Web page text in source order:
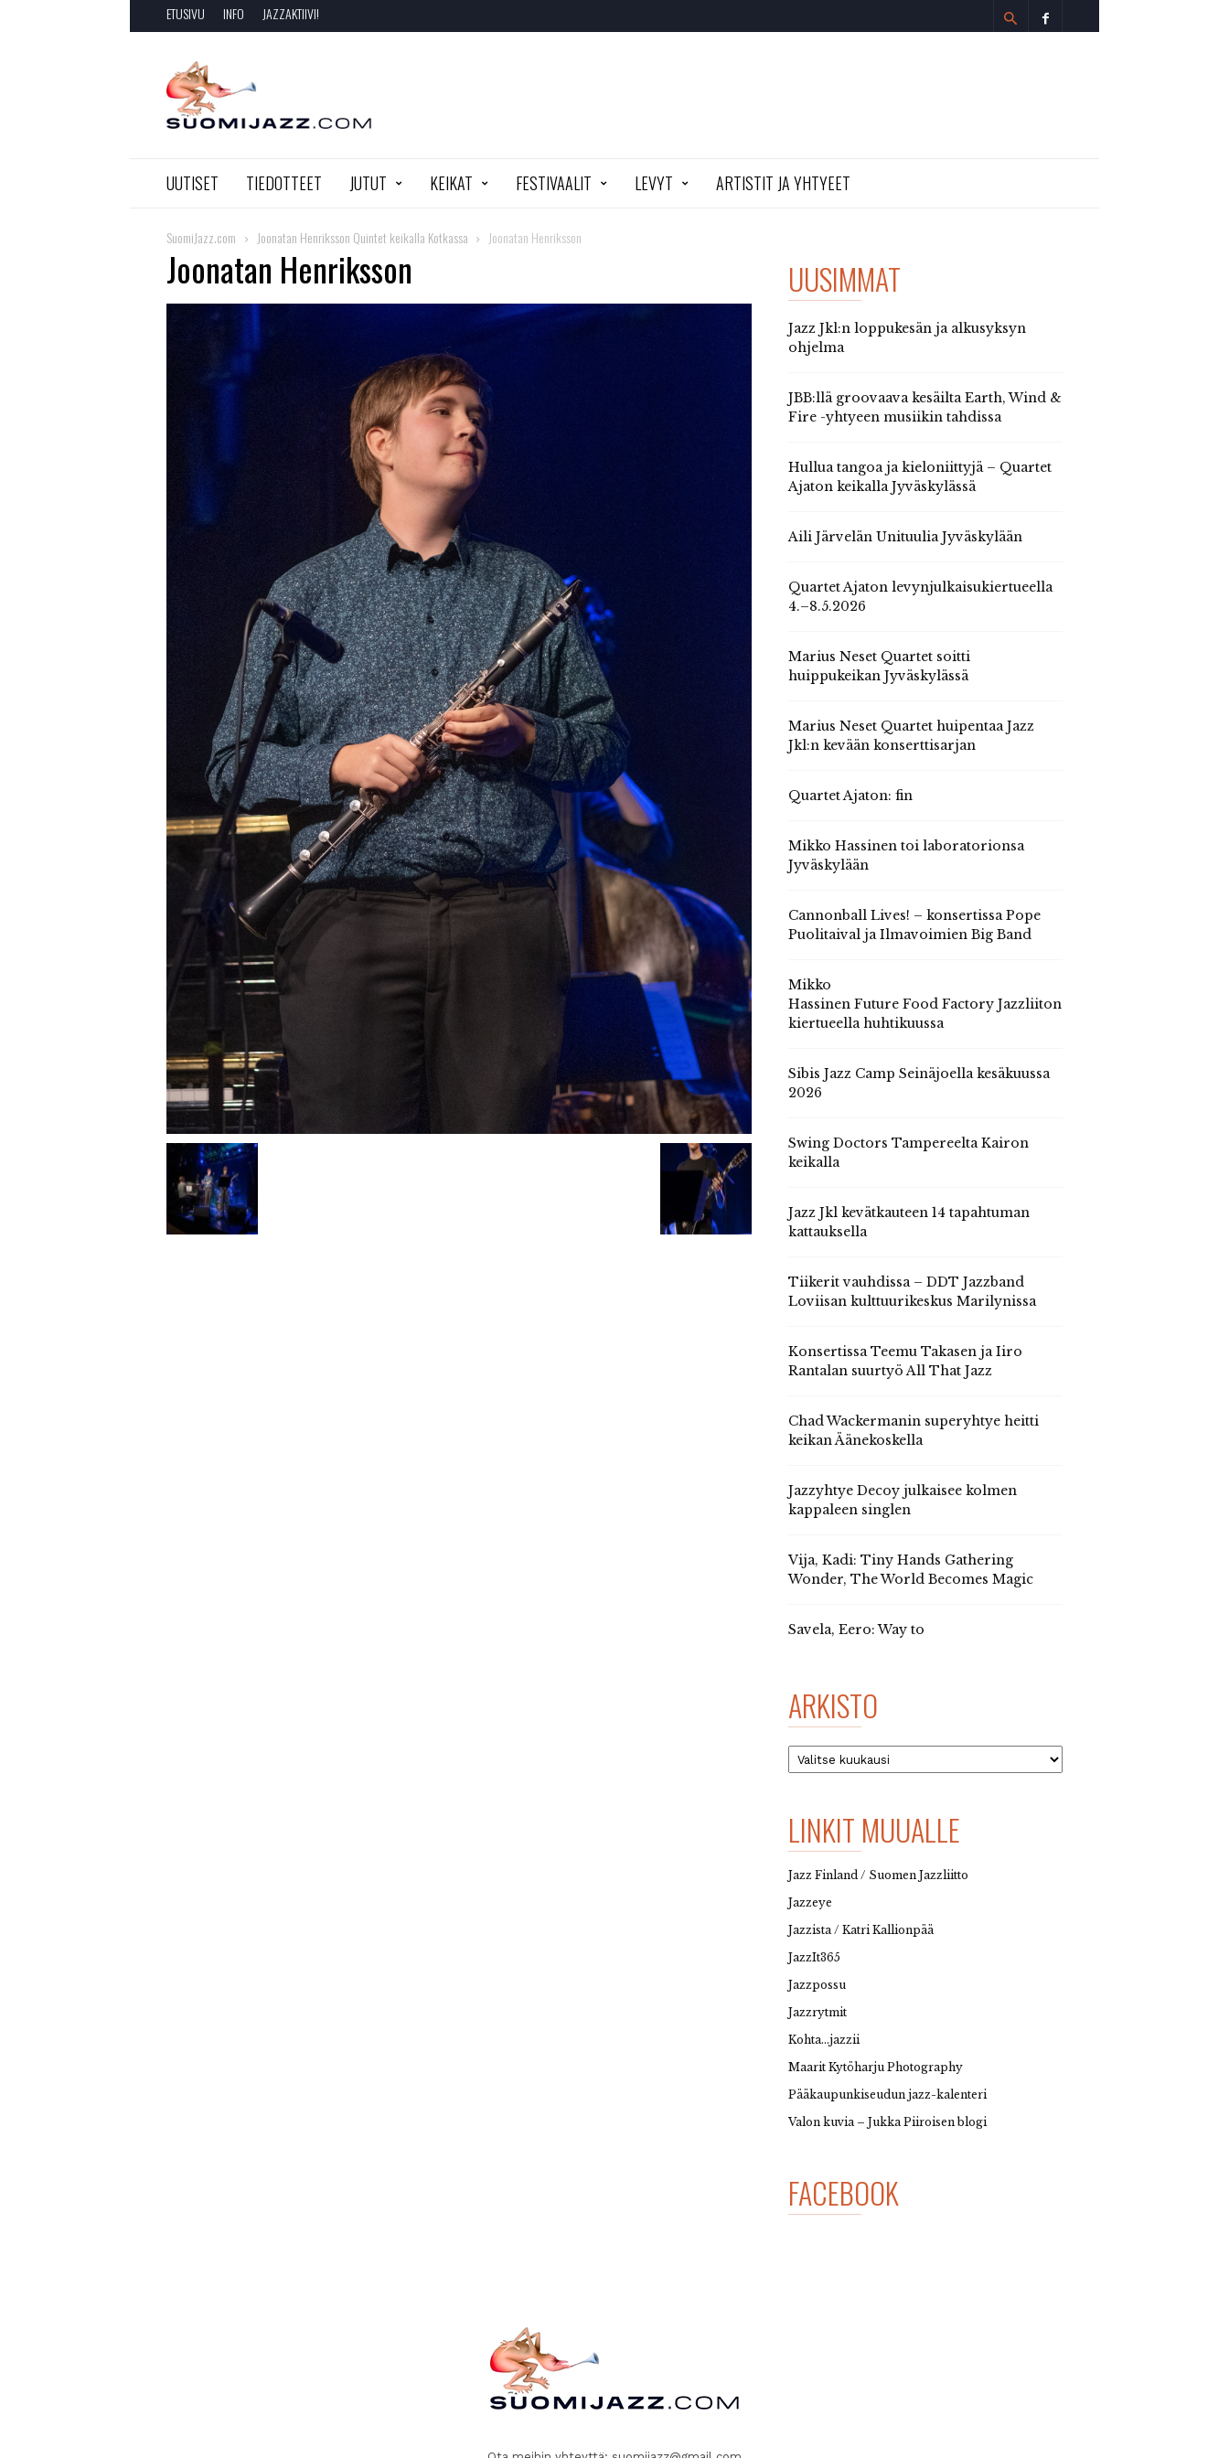
ETUSIVU INFO JAZZAKTIIVI!
SuomiJazz.com
UUTISET TIEDOTTEET JUTUT KEIKAT FESTIVAALIT LEVYT ARTISTIT JA YHTYEET
SuomiJazz.com Joonatan Henriksson Quintet keikalla Kotkassa Joonatan Henriksson
Joonatan Henriksson UUSIMMAT
Jazz Jkl:n loppukesän ja alkusyksyn
ohjelma
JBB:llä groovaava kesäilta Earth, Wind &
Fire -yhtyeen musiikin tahdissa
Hullua tangoa ja kieloniittyjä – Quartet
Ajaton keikalla Jyväskylässä
Aili Järvelän Unituulia Jyväskylään
Quartet Ajaton levynjulkaisukiertueella
4.–8.5.2026
Marius Neset Quartet soitti
huippukeikan Jyväskylässä
Marius Neset Quartet huipentaa Jazz
Jkl:n kevään konserttisarjan
Quartet Ajaton: fin
Mikko Hassinen toi laboratorionsa
Jyväskylään
Cannonball Lives! – konsertissa Pope
Puolitaival ja Ilmavoimien Big Band
Mikko
Hassinen Future Food Factory Jazzliiton
kiertueella huhtikuussa
Sibis Jazz Camp Seinäjoella kesäkuussa
2026
Swing Doctors Tampereelta Kairon
keikalla
Jazz Jkl kevätkauteen 14 tapahtuman
kattauksella
Tiikerit vauhdissa – DDT Jazzband
Loviisan kulttuurikeskus Marilynissa
Konsertissa Teemu Takasen ja Iiro
Rantalan suurtyö All That Jazz
Chad Wackermanin superyhtye heitti
keikan Äänekoskella
Jazzyhtye Decoy julkaisee kolmen
kappaleen singlen
Vija, Kadi: Tiny Hands Gathering
Wonder, The World Becomes Magic
Savela, Eero: Way to
ARKISTO
Arkisto
LINKIT MUUALLE
Jazz Finland / Suomen Jazzliitto
Jazzeye
Jazzista / Katri Kallionpää
JazzIt365
Jazzpossu
Jazzrytmit
Kohta…jazzii
Maarit Kytöharju Photography
Pääkaupunkiseudun jazz-kalenteri
Valon kuvia – Jukka Piiroisen blogi
FACEBOOK